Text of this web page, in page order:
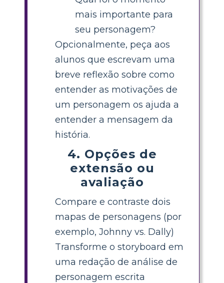
mais importante para
seu personagem?
Opcionalmente, peça aos
alunos que escrevam uma
breve reflexão sobre como
entender as motivações de
um personagem os ajuda a
entender a mensagem da
história.
4. Opções de
extensão ou
avaliação
Compare e contraste dois
mapas de personagens (por
exemplo, Johnny vs. Dally)
Transforme o storyboard em
uma redação de análise de
personagem escrita